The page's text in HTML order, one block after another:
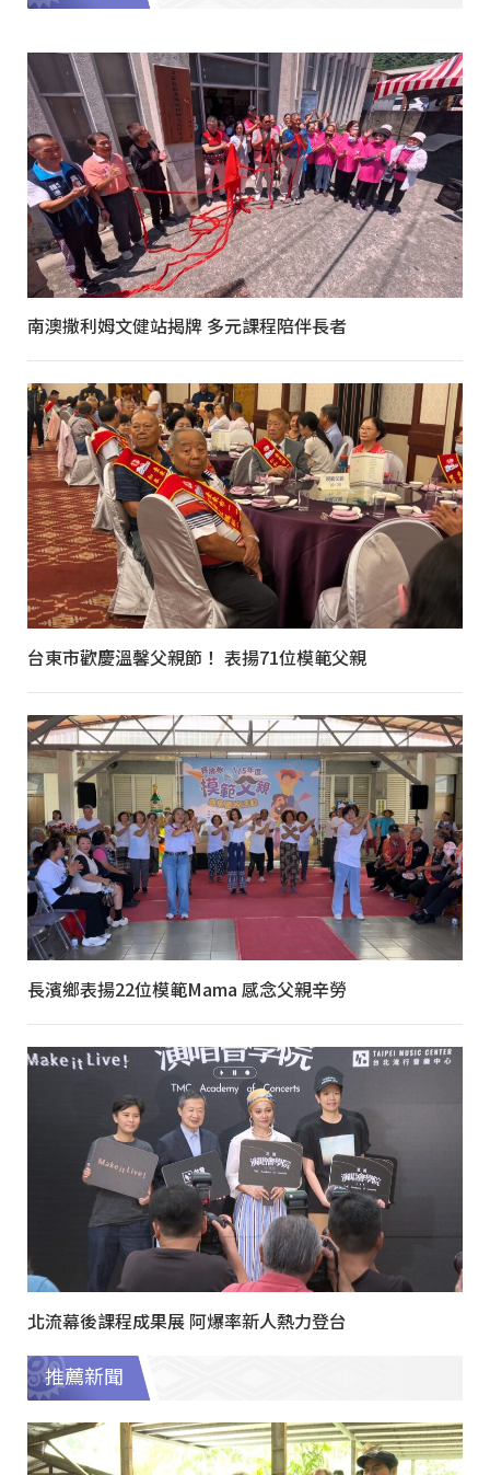
南澳撒利姆文健站揭牌 多元課程陪伴長者
台東市歡慶溫馨父親節！ 表揚71位模範父親
長濱鄉表揚22位模範Mama 感念父親辛勞
北流幕後課程成果展 阿爆率新人熱力登台
推薦新聞